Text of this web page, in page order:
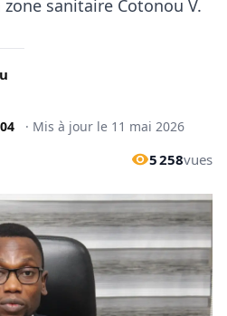
sanitaire Cotonou V.
· Mis à jour le 11 mai 2026
5 258vues